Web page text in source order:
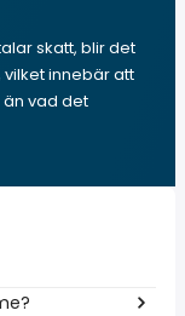
skatt, blir det
vilket innebär att
än vad det